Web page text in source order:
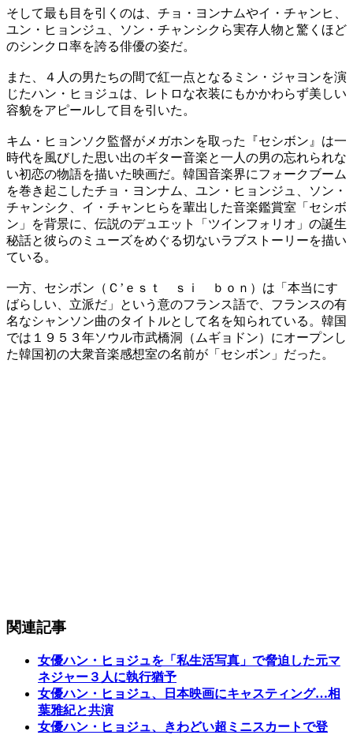
そして最も目を引くのは、チョ・ヨンナムやイ・チャンヒ、
ユン・ヒョンジュ、ソン・チャンシクら実存人物と驚くほど
のシンクロ率を誇る俳優の姿だ。
また、４人の男たちの間で紅一点となるミン・ジャヨンを演
じたハン・ヒョジュは、レトロな衣装にもかかわらず美しい
容貌をアピールして目を引いた。
キム・ヒョンソク監督がメガホンを取った『セシボン』は一
時代を風びした思い出のギター音楽と一人の男の忘れられな
い初恋の物語を描いた映画だ。韓国音楽界にフォークブーム
を巻き起こしたチョ・ヨンナム、ユン・ヒョンジュ、ソン・
チャンシク、イ・チャンヒらを輩出した音楽鑑賞室「セシボ
ン」を背景に、伝説のデュエット「ツインフォリオ」の誕生
秘話と彼らのミューズをめぐる切ないラブストーリーを描い
ている。
一方、セシボン（Ｃ’ｅｓｔ ｓｉ ｂｏｎ）は「本当にす
ばらしい、立派だ」という意のフランス語で、フランスの有
名なシャンソン曲のタイトルとして名を知られている。韓国
では１９５３年ソウル市武橋洞（ムギョドン）にオープンし
た韓国初の大衆音楽感想室の名前が「セシボン」だった。
関連記事
女優ハン・ヒョジュを「私生活写真」で脅迫した元マ
ネジャー３人に執行猶予
女優ハン・ヒョジュ、日本映画にキャスティング…相
葉雅紀と共演
女優ハン・ヒョジュ、きわどい超ミニスカートで登